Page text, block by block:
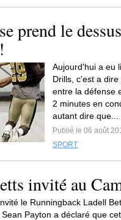
prend le
Aujourd'hui a eu
Drills, c'est a
entre la défense
2 minutes en
autant dire que...
Publié le 06 août
SPORT
invité au
le Runningback Ladell
Payton a déclaré que